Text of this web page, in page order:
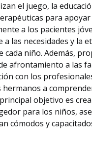
el juego, la
para
a los pacientes
a las necesidades y la
cada niño. Además,
afrontamiento a las
con los
hermanos a
principal objetivo es
para los niños,
cómodos y